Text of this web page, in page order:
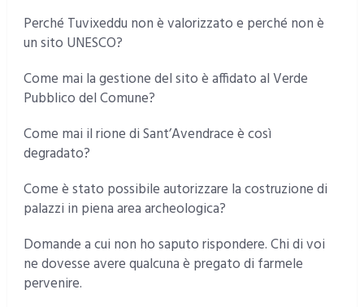
Perché Tuvixeddu non è valorizzato e perché non è
un sito UNESCO?
Come mai la gestione del sito è affidato al Verde
Pubblico del Comune?
Come mai il rione di Sant’Avendrace è così
degradato?
Come è stato possibile autorizzare la costruzione di
palazzi in piena area archeologica?
Domande a cui non ho saputo rispondere. Chi di voi
ne dovesse avere qualcuna è pregato di farmele
pervenire.